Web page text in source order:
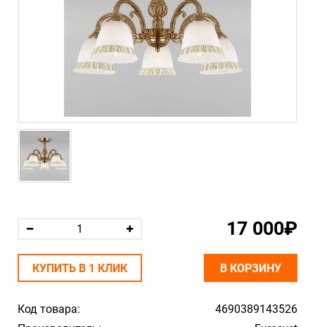
Код товара:
4690389143526
17 000₽
КУПИТЬ В 1 КЛИК В КОРЗИНУ